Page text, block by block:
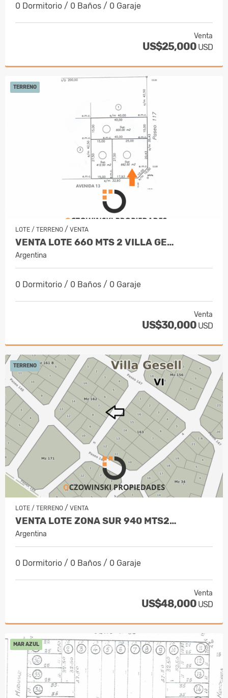
0 Dormitorio / 0 Baños / 0 Garaje
Venta
US$25,000 USD
TERRENO
LOTE / TERRENO / VENTA
VENTA LOTE 66O MTS 2 VILLA GE…
Argentina
0 Dormitorio / 0 Baños / 0 Garaje
Venta
US$30,000 USD
TERRENO
LOTE / TERRENO / VENTA
VENTA LOTE ZONA SUR 940 MTS2…
Argentina
0 Dormitorio / 0 Baños / 0 Garaje
Venta
US$48,000 USD
MAR AZUL